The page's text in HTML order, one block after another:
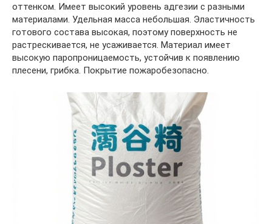
оттенком. Имеет высокий уровень адгезии с разными
материалами. Удельная масса небольшая. Эластичность
готового состава высокая, поэтому поверхность не
растрескивается, не усаживается. Материал имеет
высокую паропроницаемость, устойчив к появлению
плесени, грибка. Покрытие пожаробезопасно.